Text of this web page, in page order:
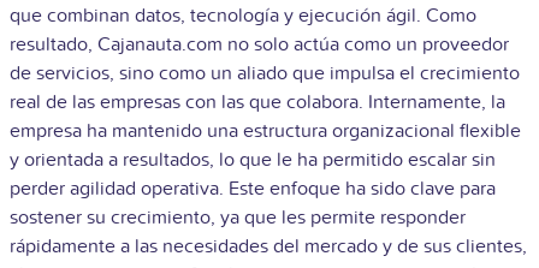
que combinan datos, tecnología y ejecución ágil. Como
resultado, Cajanauta.com no solo actúa como un proveedor
de servicios, sino como un aliado que impulsa el crecimiento
real de las empresas con las que colabora. Internamente, la
empresa ha mantenido una estructura organizacional flexible
y orientada a resultados, lo que le ha permitido escalar sin
perder agilidad operativa. Este enfoque ha sido clave para
sostener su crecimiento, ya que les permite responder
rápidamente a las necesidades del mercado y de sus clientes,